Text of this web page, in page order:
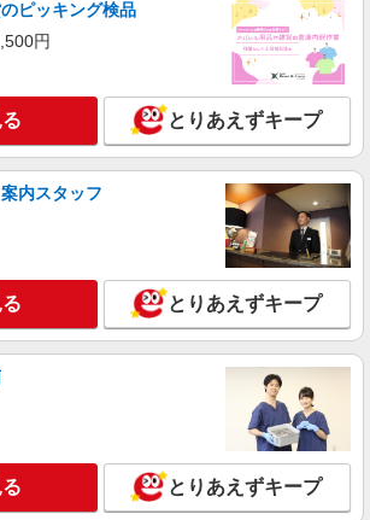
病院内保育園の園長
月給26万円〜30万4,400円 固定残業時間（トー
ル） 15.00時間/月 残業代 2万6,300円〜3万700
間分含む（26,300円〜30,700円)※15時間を超過
1,500円／回 ※深夜勤務割増賃金あり
愛知県名古屋市千種区若水一丁目2番23号
詳細を見る
社 名古屋支店（13938)
育士
・時給：1,400円〜1,500円 ※就業条件や職務
容によって決定致します。 ・交通費：支給あり
与幅は経験・能力による
詳細を見る
ピッキング検品
円
とりあえずキープ
内スタッフ
とりあえずキープ
とりあえずキープ